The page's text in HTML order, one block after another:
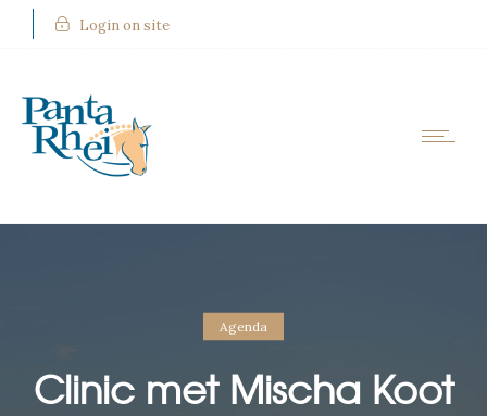
Login on site
Agenda
Clinic met Mischa Koot